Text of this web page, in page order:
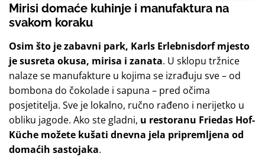
Mirisi domaće kuhinje i manufaktura na
svakom koraku
Osim što je zabavni park, Karls Erlebnisdorf mjesto
je susreta okusa, mirisa i zanata. U sklopu tržnice
nalaze se manufakture u kojima se izrađuju sve – od
bombona do čokolade i sapuna – pred očima
posjetitelja. Sve je lokalno, ručno rađeno i nerijetko u
obliku jagode. Ako ste gladni, u restoranu Friedas Hof-
Küche možete kušati dnevna jela pripremljena od
domaćih sastojaka.